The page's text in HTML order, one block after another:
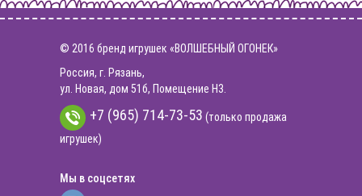
© 2016 бренд игрушек «ВОЛШЕБНЫЙ ОГОНЕК»
Россия, г. Рязань,
ул. Новая, дом 51б, Помещение Н3.
+7 (965) 714-73-53 (только продажа
игрушек)
Мы в соцсетях